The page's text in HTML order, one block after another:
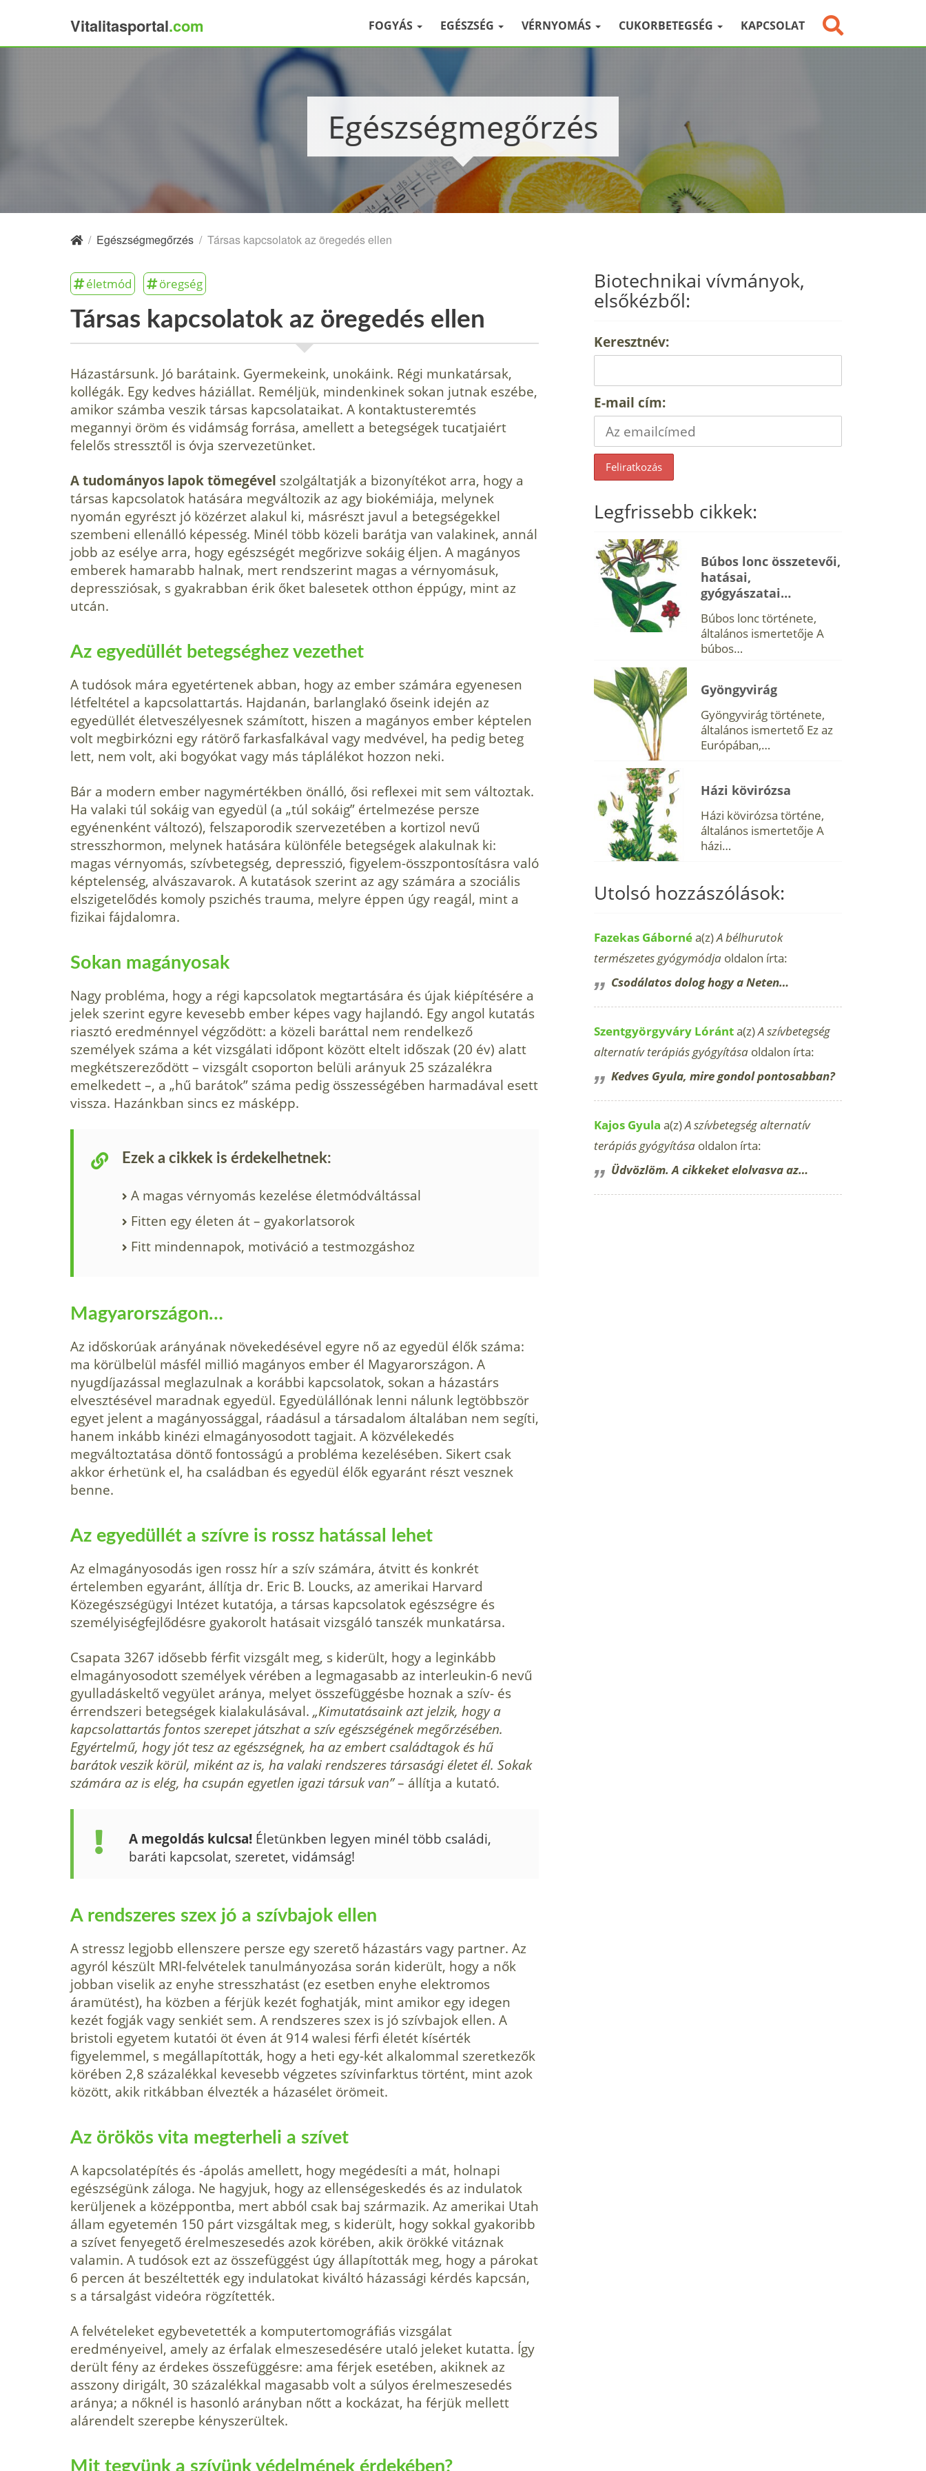
Vitalitasportal.com FOGYÁS EGÉSZSÉG VÉRNYOMÁS CUKORBETEGSÉG KAPCSOLAT
Egészségmegőrzés
/ Egészségmegőrzés / Társas kapcsolatok az öregedés ellen
életmód öregség
Társas kapcsolatok az öregedés ellen
Házastársunk. Jó barátaink. Gyermekeink, unokáink. Régi munkatársak,
kollégák. Egy kedves háziállat. Reméljük, mindenkinek sokan jutnak eszébe,
amikor számba veszik társas kapcsolataikat. A kontaktusteremtés
megannyi öröm és vidámság forrása, amellett a betegségek tucatjaiért
felelős stressztől is óvja szervezetünket.
A tudományos lapok tömegével szolgáltatják a bizonyítékot arra, hogy a
társas kapcsolatok hatására megváltozik az agy biokémiája, melynek
nyomán egyrészt jó közérzet alakul ki, másrészt javul a betegségekkel
szembeni ellenálló képesség. Minél több közeli barátja van valakinek, annál
jobb az esélye arra, hogy egészségét megőrizve sokáig éljen. A magányos
emberek hamarabb halnak, mert rendszerint magas a vérnyomásuk,
depressziósak, s gyakrabban érik őket balesetek otthon éppúgy, mint az
utcán.
Az egyedüllét betegséghez vezethet
A tudósok mára egyetértenek abban, hogy az ember számára egyenesen
létfeltétel a kapcsolattartás. Hajdanán, barlanglakó őseink idején az
egyedüllét életveszélyesnek számított, hiszen a magányos ember képtelen
volt megbirkózni egy rátörő farkasfalkával vagy medvével, ha pedig beteg
lett, nem volt, aki bogyókat vagy más táplálékot hozzon neki.
Bár a modern ember nagymértékben önálló, ősi reflexei mit sem változtak.
Ha valaki túl sokáig van egyedül (a „túl sokáig” értelmezése persze
egyénenként változó), felszaporodik szervezetében a kortizol nevű
stresszhormon, melynek hatására különféle betegségek alakulnak ki:
magas vérnyomás, szívbetegség, depresszió, figyelem-összpontosításra való
képtelenség, alvászavarok. A kutatások szerint az agy számára a szociális
elszigetelődés komoly pszichés trauma, melyre éppen úgy reagál, mint a
fizikai fájdalomra.
Sokan magányosak
Nagy probléma, hogy a régi kapcsolatok megtartására és újak kiépítésére a
jelek szerint egyre kevesebb ember képes vagy hajlandó. Egy angol kutatás
riasztó eredménnyel végződött: a közeli baráttal nem rendelkező
személyek száma a két vizsgálati időpont között eltelt időszak (20 év) alatt
megkétszereződött – vizsgált csoporton belüli arányuk 25 százalékra
emelkedett –, a „hű barátok” száma pedig összességében harmadával esett
vissza. Hazánkban sincs ez másképp.
Ezek a cikkek is érdekelhetnek:
A magas vérnyomás kezelése életmódváltással
Fitten egy életen át – gyakorlatsorok
Fitt mindennapok, motiváció a testmozgáshoz
Magyarországon…
Az időskorúak arányának növekedésével egyre nő az egyedül élők száma:
ma körülbelül másfél millió magányos ember él Magyarországon. A
nyugdíjazással meglazulnak a korábbi kapcsolatok, sokan a házastárs
elvesztésével maradnak egyedül. Egyedülállónak lenni nálunk legtöbbször
egyet jelent a magányossággal, ráadásul a társadalom általában nem segíti,
hanem inkább kinézi elmagányosodott tagjait. A közvélekedés
megváltoztatása döntő fontosságú a probléma kezelésében. Sikert csak
akkor érhetünk el, ha családban és egyedül élők egyaránt részt vesznek
benne.
Az egyedüllét a szívre is rossz hatással lehet
Az elmagányosodás igen rossz hír a szív számára, átvitt és konkrét
értelemben egyaránt, állítja dr. Eric B. Loucks, az amerikai Harvard
Közegészségügyi Intézet kutatója, a társas kapcsolatok egészségre és
személyiségfejlődésre gyakorolt hatásait vizsgáló tanszék munkatársa.
Csapata 3267 idősebb férfit vizsgált meg, s kiderült, hogy a leginkább
elmagányosodott személyek vérében a legmagasabb az interleukin-6 nevű
gyulladáskeltő vegyület aránya, melyet összefüggésbe hoznak a szív- és
érrendszeri betegségek kialakulásával. „Kimutatásaink azt jelzik, hogy a
kapcsolattartás fontos szerepet játszhat a szív egészségének megőrzésében.
Egyértelmű, hogy jót tesz az egészségnek, ha az embert családtagok és hű
barátok veszik körül, miként az is, ha valaki rendszeres társasági életet él. Sokak
számára az is elég, ha csupán egyetlen igazi társuk van”– állítja a kutató.
A megoldás kulcsa! Életünkben legyen minél több családi,
baráti kapcsolat, szeretet, vidámság!
A rendszeres szex jó a szívbajok ellen
A stressz legjobb ellenszere persze egy szerető házastárs vagy partner. Az
agyról készült MRI-felvételek tanulmányozása során kiderült, hogy a nők
jobban viselik az enyhe stresszhatást (ez esetben enyhe elektromos
áramütést), ha közben a férjük kezét foghatják, mint amikor egy idegen
kezét fogják vagy senkiét sem. A rendszeres szex is jó szívbajok ellen. A
bristoli egyetem kutatói öt éven át 914 walesi férfi életét kísérték
figyelemmel, s megállapították, hogy a heti egy-két alkalommal szeretkezők
körében 2,8 százalékkal kevesebb végzetes szívinfarktus történt, mint azok
között, akik ritkábban élvezték a házasélet örömeit.
Az örökös vita megterheli a szívet
A kapcsolatépítés és -ápolás amellett, hogy megédesíti a mát, holnapi
egészségünk záloga. Ne hagyjuk, hogy az ellenségeskedés és az indulatok
kerüljenek a középpontba, mert abból csak baj származik. Az amerikai Utah
állam egyetemén 150 párt vizsgáltak meg, s kiderült, hogy sokkal gyakoribb
a szívet fenyegető érelmeszesedés azok körében, akik örökké vitáznak
valamin. A tudósok ezt az összefüggést úgy állapították meg, hogy a párokat
6 percen át beszéltették egy indulatokat kiváltó házassági kérdés kapcsán,
s a társalgást videóra rögzítették.
A felvételeket egybevetették a komputertomográfiás vizsgálat
eredményeivel, amely az érfalak elmeszesedésére utaló jeleket kutatta. Így
derült fény az érdekes összefüggésre: ama férjek esetében, akiknek az
asszony dirigált, 30 százalékkal magasabb volt a súlyos érelmeszesedés
aránya; a nőknél is hasonló arányban nőtt a kockázat, ha férjük mellett
alárendelt szerepbe kényszerültek.
Mit tegyünk a szívünk védelmének érdekében?
Biotechnikai vívmányok,
elsőkézből:
Keresztnév:
E-mail cím:
Legfrissebb cikkek:
Búbos lonc összetevői,
hatásai,
gyógyászatai…
Búbos lonc története,
általános ismertetője A
búbos…
Gyöngyvirág
Gyöngyvirág története,
általános ismertető Ez az
Európában,…
Házi kövirózsa
Házi kövirózsa történe,
általános ismertetője A
házi…
Utolsó hozzászólások:
Fazekas Gábornéa(z)A bélhurutok
természetes gyógymódja oldalon írta:
Csodálatos dolog hogy a Neten…
Szentgyörgyváry Lóránta(z)A szívbetegség
alternatív terápiás gyógyítása oldalon írta:
Kedves Gyula, mire gondol pontosabban?
Kajos Gyula a(z)A szívbetegség alternatív
terápiás gyógyítása oldalon írta:
Üdvözlöm. A cikkeket elolvasva az…
×